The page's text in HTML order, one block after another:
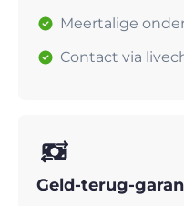
Meertalige
Contact via
Geld-terug-